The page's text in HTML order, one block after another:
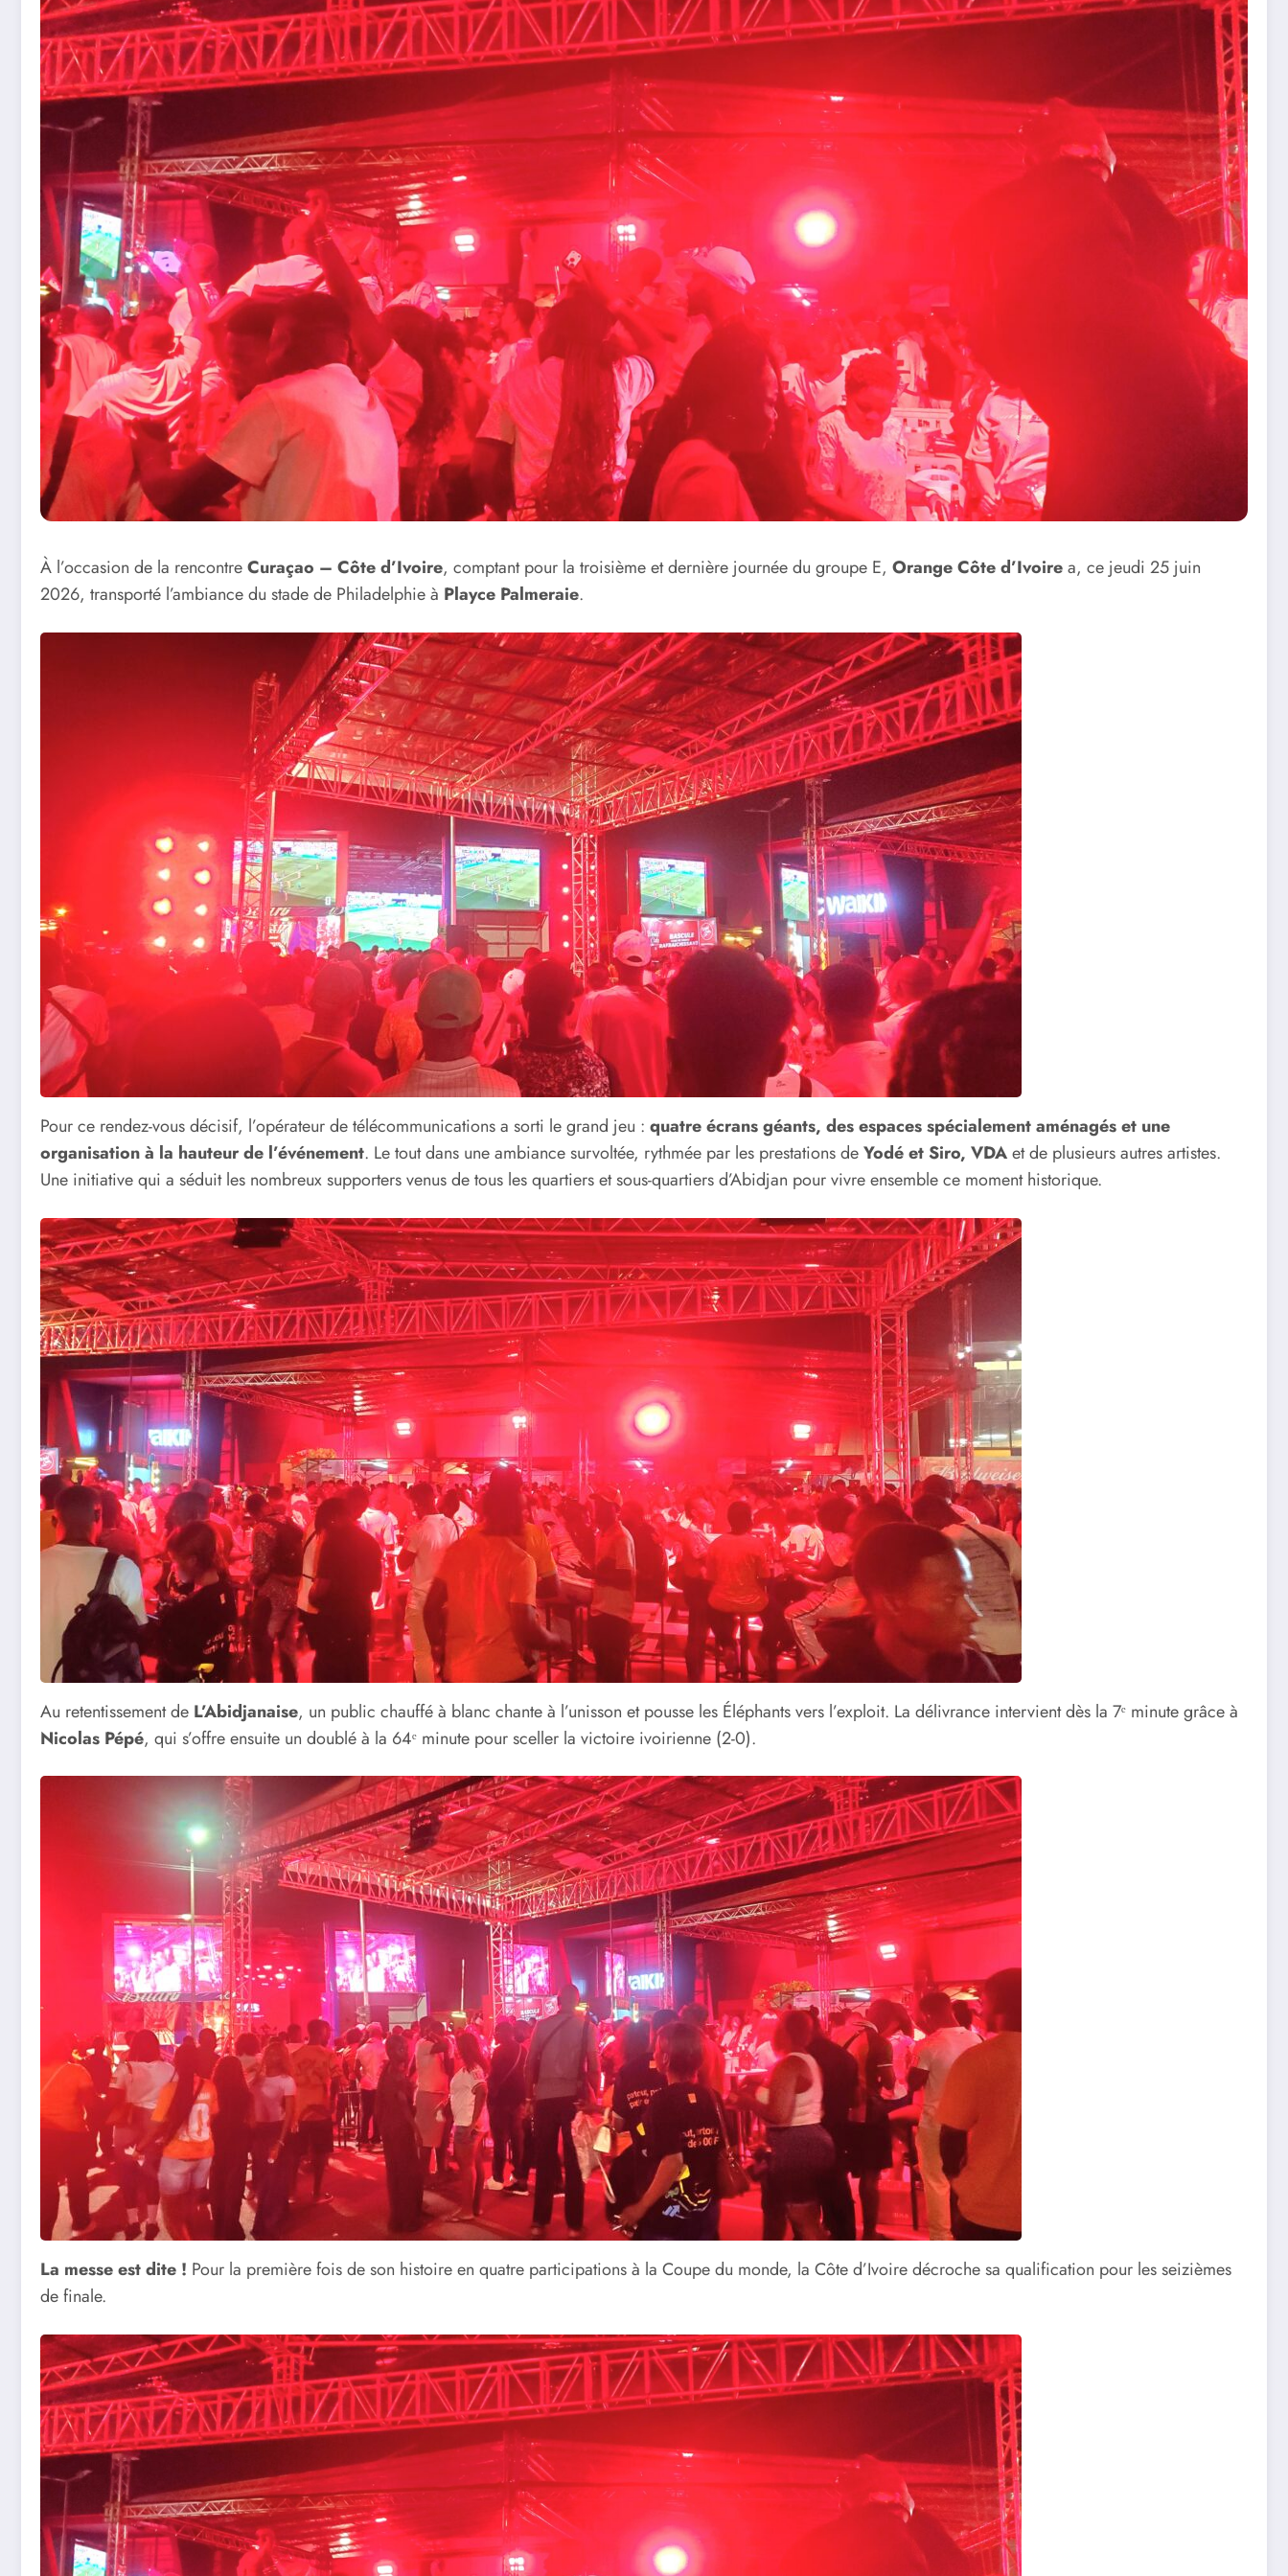
À l’occasion de la rencontreCuraçao – Côte d’Ivoire, comptant pour la troisième et dernière journée du groupe E, Orange Côte d’Ivoirea, ce jeudi 25 juin
2026, transporté l’ambiance du stade de Philadelphie à Playce Palmeraie.
Pour ce rendez-vous décisif, l’opérateur de télécommunications a sorti le grand jeu : quatre écrans géants, des espaces spécialement aménagés et une
organisation à la hauteur de l’événement. Le tout dans une ambiance survoltée, rythmée par les prestations deYodé et Siro, VDAet de plusieurs autres artistes.
Une initiative qui a séduit les nombreux supporters venus de tous les quartiers et sous-quartiers d’Abidjan pour vivre ensemble ce moment historique.
Au retentissement de L’Abidjanaise, un public chauffé à blanc chante à l’unisson et pousse les Éléphants vers l’exploit. La délivrance intervient dès la 7ᵉ minute grâce à
Nicolas Pépé, qui s’offre ensuite un doublé à la 64ᵉ minute pour sceller la victoire ivoirienne (2-0).
La messe est dite ! Pour la première fois de son histoire en quatre participations à la Coupe du monde, la Côte d’Ivoire décroche sa qualification pour les seizièmes
de finale.